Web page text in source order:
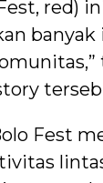
red)
banyak
Fest